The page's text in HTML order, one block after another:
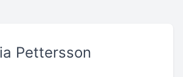
Pettersson